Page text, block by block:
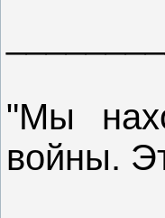
"Мы
войны.